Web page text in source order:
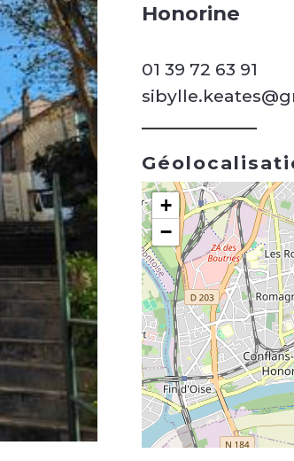
Honorine
01 39 72 63 91
+
−